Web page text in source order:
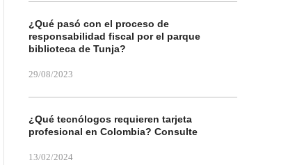
¿Qué pasó con el proceso de
responsabilidad fiscal por el parque
biblioteca de Tunja?
29/08/2023
¿Qué tecnólogos requieren tarjeta
profesional en Colombia? Consulte
13/02/2024